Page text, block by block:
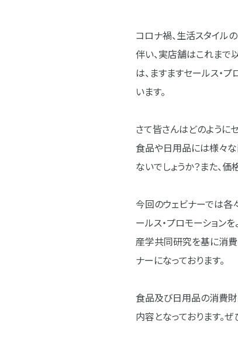
コロナ禍、生活スタイル
伴い、実店舗はこれまで
は、ますますセールス・
います。
さて皆さんはどのように
食品や日用品には様々な
ないでしょうか？また、
今回のウェビナーでは各
ールス・プロモーション
産学共同研究を基に消費
ナーになっております。
食品及び日用品の消費財
内容となっております。ぜ